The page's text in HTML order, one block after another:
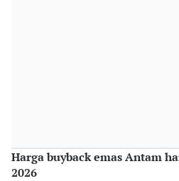
Harga buyback emas Antam
2026